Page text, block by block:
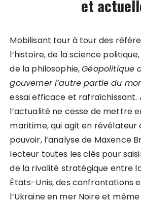
et
Mobilisant tour à tour des
l’histoire, de la science
de la philosophie,Géopolitique
gouverner l’autre partie du
essai efficace et rafraîchissant.
l’actualité ne cesse de mettre
maritime, qui agit en révélateur
pouvoir, l’analyse de Maxence
lecteur toutes les clés pour
de la rivalité stratégique entre
États-Unis, des confrontations
l’Ukraine en mer Noire et